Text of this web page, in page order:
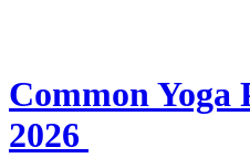
Common Yoga
2026